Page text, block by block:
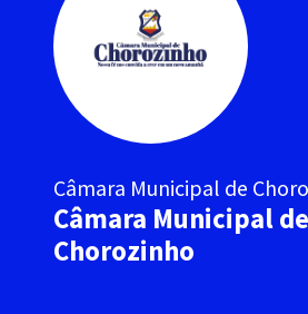
Câmara Municipal de
Câmara Municipal de
Chorozinho